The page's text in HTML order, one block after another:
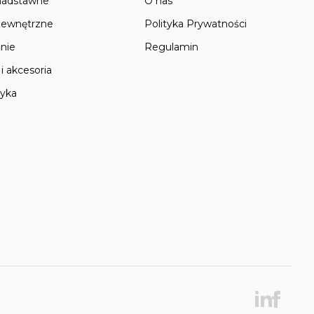
akcesoria
Polityka Prywatności
Regulamin